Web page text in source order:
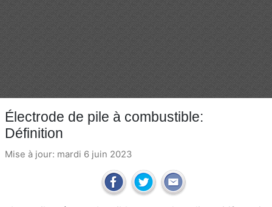
Électrode de pile à combustible:
Définition
Mise à jour: mardi 6 juin 2023